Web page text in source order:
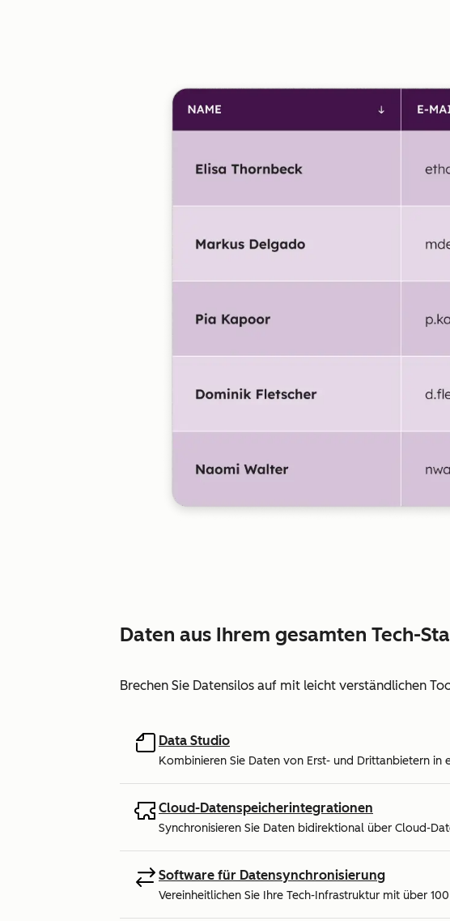
Daten aus Ihrem gesamten Tech-
Brechen Sie Datensilos auf mit leicht verständlichen
Data Studio
Kombinieren Sie Daten von Erst- und Drittanbietern in
Cloud-Datenspeicherintegrationen
Synchronisieren Sie Daten bidirektional über Cloud-
Software für Datensynchronisierung
Vereinheitlichen Sie Ihre Tech-Infrastruktur mit über